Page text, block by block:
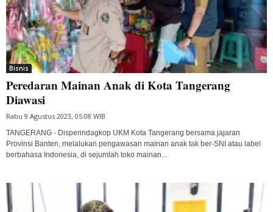
Bisnis
Peredaran Mainan Anak di Kota Tangerang
Diawasi
Rabu 9 Agustus 2023, 05:08 WIB
TANGERANG - Disperindagkop UKM Kota Tangerang bersama jajaran
Provinsi Banten, melalukan pengawasan mainan anak tak ber-SNI atau label
berbahasa Indonesia, di sejumlah toko mainan...